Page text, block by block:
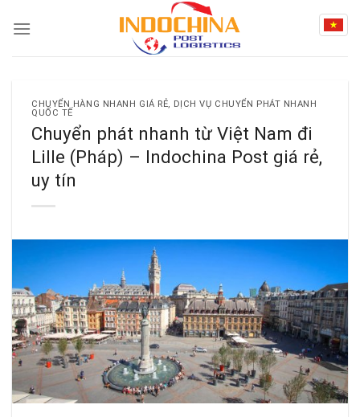
CHUYỂN HÀNG NHANH GIÁ RẺ, DỊCH VỤ CHUYỂN PHÁT NHANH
QUỐC TẾ
Chuyển phát nhanh từ Việt Nam đi
Lille (Pháp) – Indochina Post giá rẻ,
uy tín